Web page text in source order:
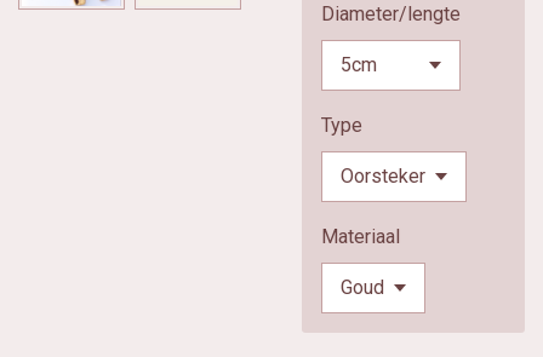
Diameter/lengte
Type
Materiaal